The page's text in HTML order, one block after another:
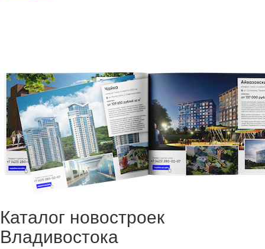
Каталог новостроек
Владивостока